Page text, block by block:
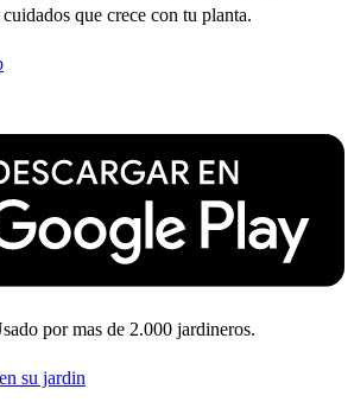
que crece con tu planta.
por mas de 2.000 jardineros.
su jardin